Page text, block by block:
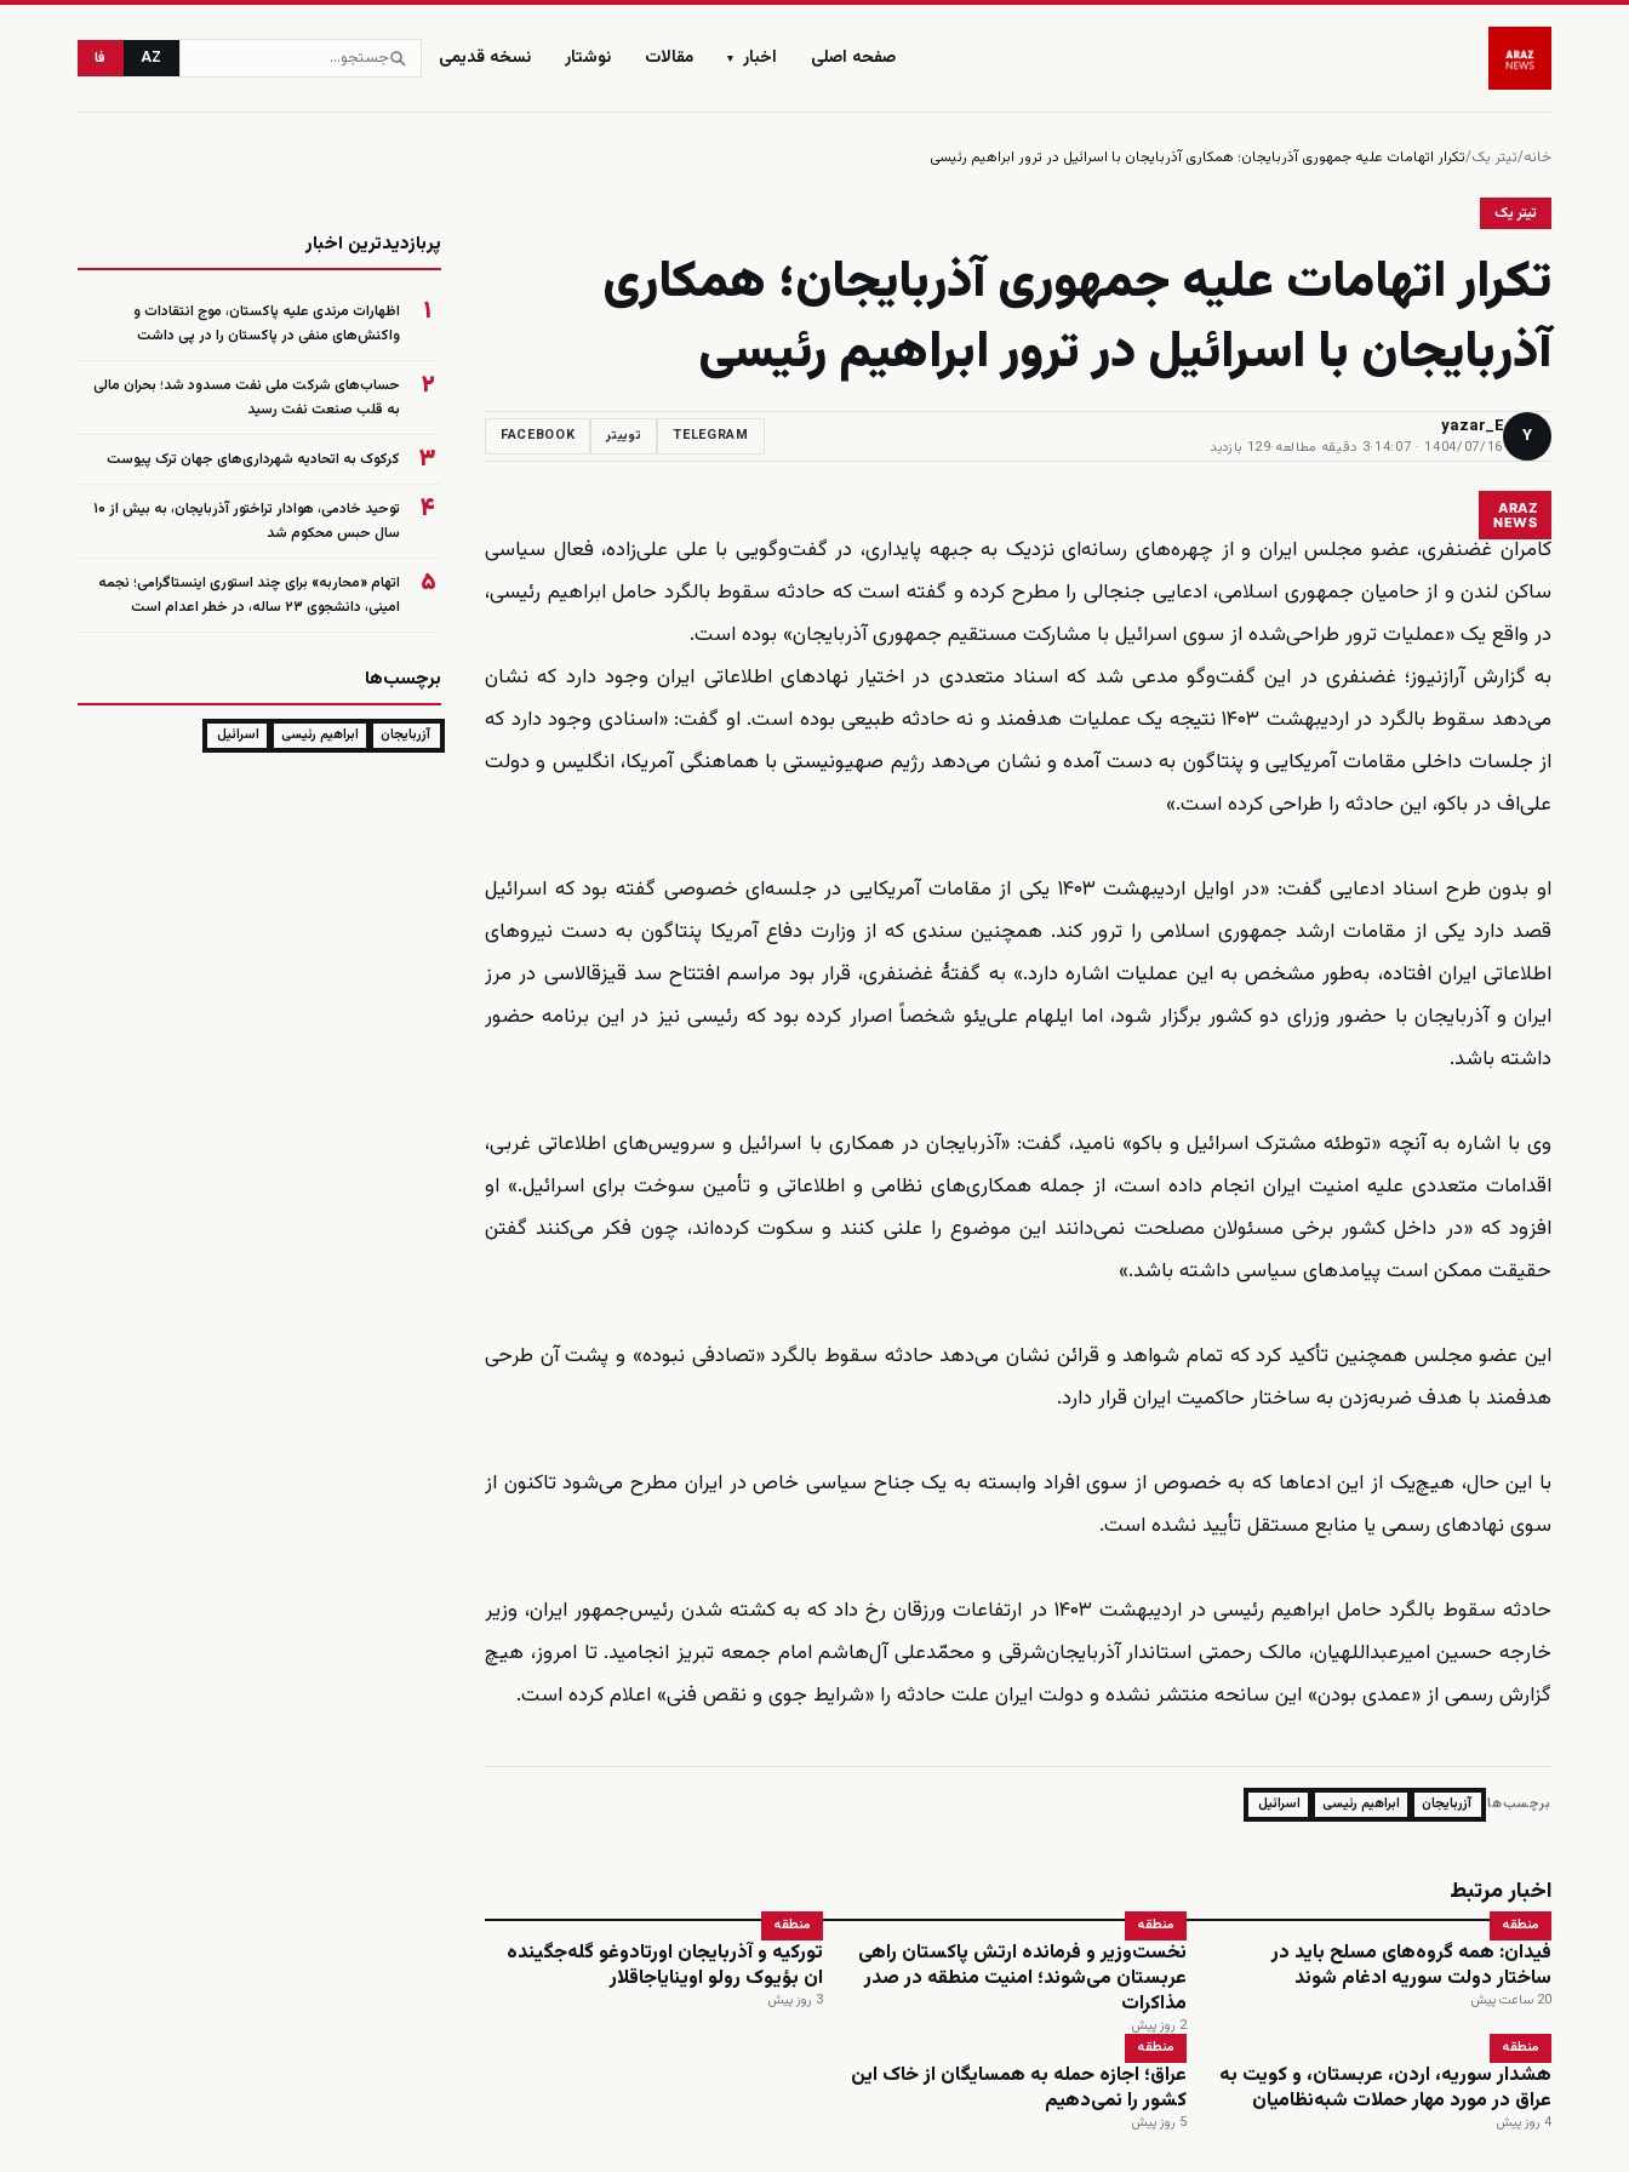
صفحه اصلی اخبار ▾ مقالات نوشتار نسخه قدیمی AZ فا
خانه/تیتر یک/تکرار اتهامات علیه جمهوری آذربایجان؛ همکاری آذربایجان با اسرائیل در ترور ابراهیم رئیسی
تیتر یک
تکرار اتهامات علیه جمهوری آذربایجان؛ همکاری
آذربایجان با اسرائیل در ترور ابراهیم رئیسی
Y
yazar_E
1404/07/16 · 14:07
·3 دقیقه مطالعه ·129 بازدید
TELEGRAM توییتر FACEBOOK
ARAZ
NEWS
کامران غضنفری، عضو مجلس ایران و از چهره‌های رسانه‌ای نزدیک به جبهه پایداری، در گفت‌وگویی با علی علی‌زاده، فعال سیاسی
ساکن لندن و از حامیان جمهوری اسلامی، ادعایی جنجالی را مطرح کرده و گفته است که حادثه سقوط بالگرد حامل ابراهیم رئیسی،
در واقع یک «عملیات ترور طراحی‌شده از سوی اسرائیل با مشارکت مستقیم جمهوری آذربایجان» بوده است.
به گزارش آرازنیوز؛ غضنفری در این گفت‌وگو مدعی شد که اسناد متعددی در اختیار نهادهای اطلاعاتی ایران وجود دارد که نشان
می‌دهد سقوط بالگرد در اردیبهشت ۱۴۰۳ نتیجه یک عملیات هدفمند و نه حادثه طبیعی بوده است. او گفت: «اسنادی وجود دارد که
از جلسات داخلی مقامات آمریکایی و پنتاگون به دست آمده و نشان می‌دهد رژیم صهیونیستی با هماهنگی آمریکا، انگلیس و دولت
علی‌اف در باکو، این حادثه را طراحی کرده است.»
او بدون طرح اسناد ادعایی گفت: «در اوایل اردیبهشت ۱۴۰۳ یکی از مقامات آمریکایی در جلسه‌ای خصوصی گفته بود که اسرائیل
قصد دارد یکی از مقامات ارشد جمهوری اسلامی را ترور کند. همچنین سندی که از وزارت دفاع آمریکا پنتاگون به دست نیروهای
اطلاعاتی ایران افتاده، به‌طور مشخص به این عملیات اشاره دارد.» به گفتهٔ غضنفری، قرار بود مراسم افتتاح سد قیزقالاسی در مرز
ایران و آذربایجان با حضور وزرای دو کشور برگزار شود، اما ایلهام علی‌یئو شخصاً اصرار کرده بود که رئیسی نیز در این برنامه حضور
داشته باشد.
وی با اشاره به آنچه «توطئه مشترک اسرائیل و باکو» نامید، گفت: «آذربایجان در همکاری با اسرائیل و سرویس‌های اطلاعاتی غربی،
اقدامات متعددی علیه امنیت ایران انجام داده است، از جمله همکاری‌های نظامی و اطلاعاتی و تأمین سوخت برای اسرائیل.» او
افزود که «در داخل کشور برخی مسئولان مصلحت نمی‌دانند این موضوع را علنی کنند و سکوت کرده‌اند، چون فکر می‌کنند گفتن
حقیقت ممکن است پیامدهای سیاسی داشته باشد.»
این عضو مجلس همچنین تأکید کرد که تمام شواهد و قرائن نشان می‌دهد حادثه سقوط بالگرد «تصادفی نبوده» و پشت آن طرحی
هدفمند با هدف ضربه‌زدن به ساختار حاکمیت ایران قرار دارد.
با این حال، هیچ‌یک از این ادعاها که به خصوص از سوی افراد وابسته به یک جناح سیاسی خاص در ایران مطرح می‌شود تاکنون از
سوی نهادهای رسمی یا منابع مستقل تأیید نشده است.
حادثه سقوط بالگرد حامل ابراهیم رئیسی در اردیبهشت ۱۴۰۳ در ارتفاعات ورزقان رخ داد که به کشته شدن رئیس‌جمهور ایران، وزیر
خارجه حسین امیرعبداللهیان، مالک رحمتی استاندار آذربایجان‌شرقی و محمّدعلی آل‌هاشم امام جمعه تبریز انجامید. تا امروز، هیچ
گزارش رسمی از «عمدی بودن» این سانحه منتشر نشده و دولت ایران علت حادثه را «شرایط جوی و نقص فنی» اعلام کرده است.
برچسب‌ها: آزربایجان ابراهیم رئیسی اسرائیل
اخبار مرتبط
منطقه
فیدان: همه گروه‌های مسلح باید در
ساختار دولت سوریه ادغام شوند
20 ساعت پیش
منطقه
نخست‌وزیر و فرمانده ارتش پاکستان راهی
عربستان می‌شوند؛ امنیت منطقه در صدر
مذاکرات
2 روز پیش
منطقه
تورکیه و آذربایجان اورتادوغو گله‌جگینده
ان بؤیوک رولو اوینایاجاقلار
3 روز پیش
منطقه
هشدار سوریه، اردن، عربستان، و کویت به
عراق در مورد مهار حملات شبه‌نظامیان
4 روز پیش
منطقه
عراق؛ اجازه حمله به همسایگان از خاک این
کشور را نمی‌دهیم
5 روز پیش
پربازدیدترین اخبار
۱
اظهارات مرندی علیه پاکستان، موج انتقادات و
واکنش‌های منفی در پاکستان را در پی داشت
۲
حساب‌های شرکت ملی نفت مسدود شد؛ بحران مالی
به قلب صنعت نفت رسید
۳ کرکوک به اتحادیه شهرداری‌های جهان ترک پیوست
۴
توحید خادمی، هوادار تراختور آذربایجان، به بیش از ۱۰
سال حبس محکوم شد
۵
اتهام «محاربه» برای چند استوری اینستاگرامی؛ نجمه
امینی، دانشجوی ۲۳ ساله، در خطر اعدام است
برچسب‌ها
آزربایجان ابراهیم رئیسی اسرائیل